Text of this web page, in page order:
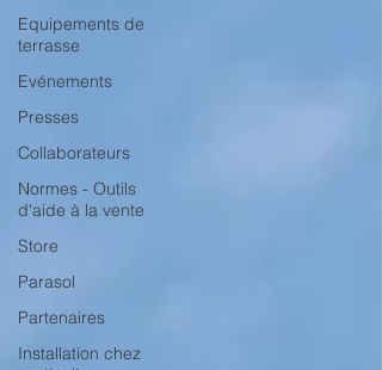
Equipements de
terrasse
Evénements
Presses
Collaborateurs
Normes - Outils
d'aide à la vente
Store
Parasol
Partenaires
Installation chez